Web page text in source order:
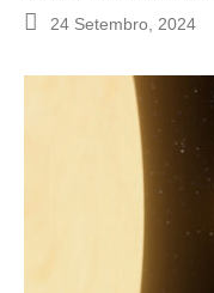
24 Setembro, 2024